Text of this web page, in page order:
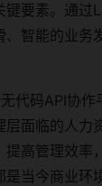
键要素。通过
、智能的业务
代码API协作
层面临的人力
高管理效率
当今商业环